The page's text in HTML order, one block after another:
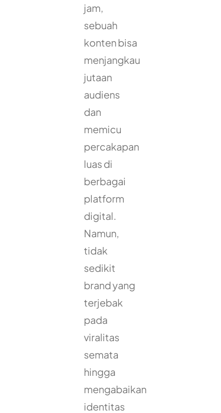
jam,
sebuah
konten bisa
menjangkau
jutaan
audiens
dan
memicu
percakapan
luas di
berbagai
platform
digital.
Namun,
tidak
sedikit
brand yang
terjebak
pada
viralitas
semata
hingga
mengabaikan
identitas